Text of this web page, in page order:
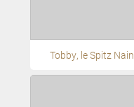
Tobby, le Spitz Nain